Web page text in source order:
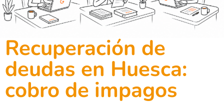
Recuperación de
deudas en Huesca:
cobro de impagos